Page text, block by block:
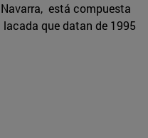
está compuesta
que datan de 1995